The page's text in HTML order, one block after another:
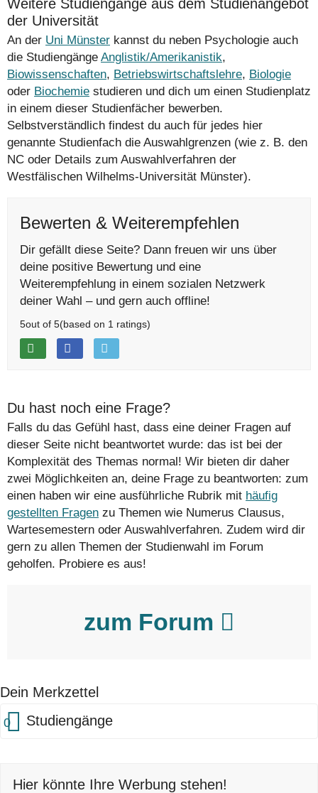
Weitere Studiengänge aus dem Studienangebot
der Universität
An der Uni Münster kannst du neben Psychologie auch
die Studiengänge Anglistik/Amerikanistik,
Biowissenschaften, Betriebswirtschaftslehre, Biologie
oder Biochemie studieren und dich um einen Studienplatz
in einem dieser Studienfächer bewerben.
Selbstverständlich findest du auch für jedes hier
genannte Studienfach die Auswahlgrenzen (wie z. B. den
NC oder Details zum Auswahlverfahren der
Westfälischen Wilhelms-Universität Münster).
Bewerten & Weiterempfehlen
Dir gefällt diese Seite? Dann freuen wir uns über
deine positive Bewertung und eine
Weiterempfehlung in einem sozialen Netzwerk
deiner Wahl – und gern auch offline!
5out of 5(based on 1 ratings)
Du hast noch eine Frage?
Falls du das Gefühl hast, dass eine deiner Fragen auf
dieser Seite nicht beantwortet wurde: das ist bei der
Komplexität des Themas normal! Wir bieten dir daher
zwei Möglichkeiten an, deine Frage zu beantworten: zum
einen haben wir eine ausführliche Rubrik mit häufig
gestellten Fragen zu Themen wie Numerus Clausus,
Wartesemestern oder Auswahlverfahren. Zudem wird dir
gern zu allen Themen der Studienwahl im Forum
geholfen. Probiere es aus!
zum Forum
Dein Merkzettel
0 Studiengänge
Hier könnte Ihre Werbung stehen!